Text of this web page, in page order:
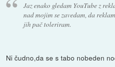
Jaz enako gledam YouTube z
nad mojim se zavedam, da
jih pač toleriram.
Ni čudno,da se s tabo nobeden